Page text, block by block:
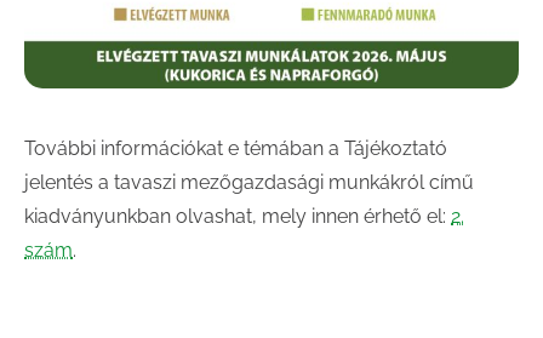
További információkat e témában a Tájékoztató
jelentés a tavaszi mezőgazdasági munkákról című
kiadványunkban olvashat, mely innen érhető el: 2.
szám.